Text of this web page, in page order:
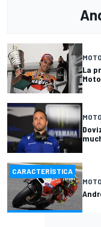
La
CARACTERÍSTICA